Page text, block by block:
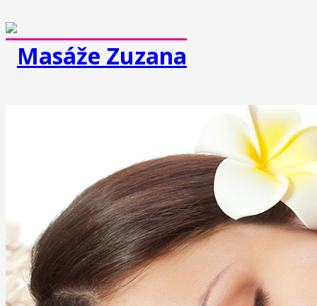
Športová masáž
Dornova metóda
Breussova masáž
Mäkké techniky
Medová masáž
Čokoládová masáž
Reflexná masáž chodidiel
Masáž lávovými kameňmi
Lymfodrenážna masáž